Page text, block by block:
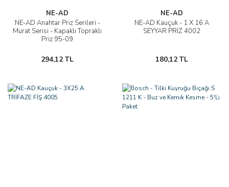
NE-AD
NE-AD Anahtar Priz Serileri -
Murat Serisi - Kapaklı Topraklı
Priz 95-09
294,12 TL
NE-AD
NE-AD Kauçuk - 1 X 16 A
SEYYAR PRİZ 4002
180,12 TL